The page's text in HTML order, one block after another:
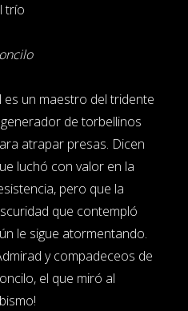
trío
es un maestro del tridente
de torbellinos
atrapar presas. Dicen
luchó con valor en la
pero que la
que contempló
le sigue atormentando.
y compadeceos de
el que miró al